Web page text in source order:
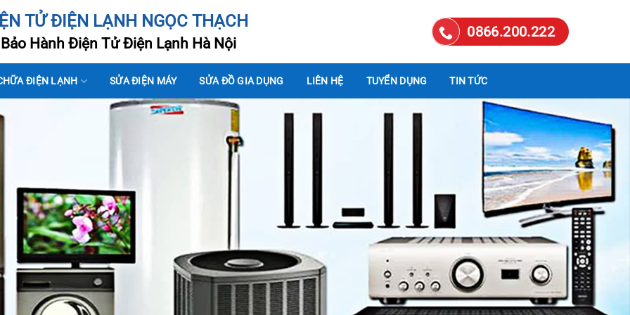
TỬ ĐIỆN LẠNH NGỌC THẠCH
Hành Điện Tử Điện Lạnh Hà Nội
0866.200.222
ĐIỆN LẠNH SỬA ĐIỆN MÁY SỬA ĐỒ GIA DỤNG LIÊN HỆ TUYỂN DỤNG TIN TỨC